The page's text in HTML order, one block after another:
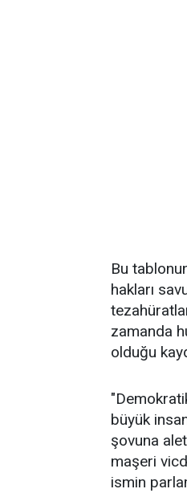
Bu
hakları
zamanda
olduğu
büyük
şovuna
maşeri
ismin